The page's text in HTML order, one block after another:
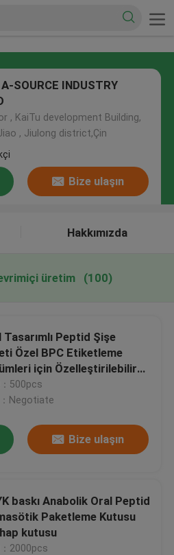
A-SOURCE INDUSTRY
, KaiTu development Building,
, Jiulong district,Çin
Bize ulaşın
Hakkımızda
üretim (100)
Tasarımlı Peptid Şişe
Özel BPC Etiketleme
için Özelleştirilebilir
Renkleri
500pcs
Negotiate
Bize ulaşın
baskı Anabolik Oral Peptid
Paketleme Kutusu
kutusu
2000pcs